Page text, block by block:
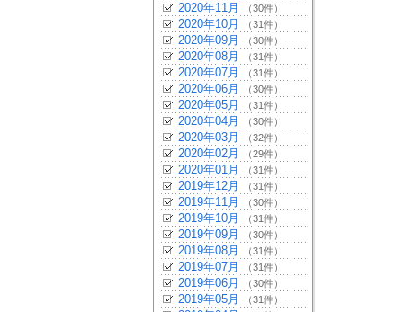
2020年11月 （30件）
2020年10月 （31件）
2020年09月 （30件）
2020年08月 （31件）
2020年07月 （31件）
2020年06月 （30件）
2020年05月 （31件）
2020年04月 （30件）
2020年03月 （32件）
2020年02月 （29件）
2020年01月 （31件）
2019年12月 （31件）
2019年11月 （30件）
2019年10月 （31件）
2019年09月 （30件）
2019年08月 （31件）
2019年07月 （31件）
2019年06月 （30件）
2019年05月 （31件）